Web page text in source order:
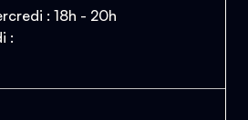
: 18h - 20h
: